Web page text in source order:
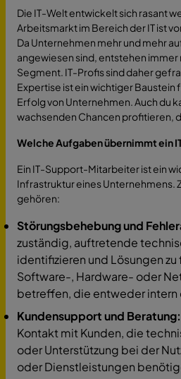
Die IT-Welt entwickelt sich rasant
Arbeitsmarkt im Bereich der IT ist
Da Unternehmen mehr und mehr
angewiesen sind, entstehen immer
Segment. IT-Profis sind daher
Expertise ist ein wichtiger
Erfolg von Unternehmen. Auch du
wachsenden Chancen profitieren,
Welche Aufgaben übernimmt
Ein IT-Support-Mitarbeiter ist ein
Infrastruktur eines Unternehmens.
gehören:
Störungsbehebung und
zuständig, auftretende
identifizieren und Lösungen zu
Software-, Hardware- oder
betreffen, die entweder intern
Kundensupport und Beratung:
Kontakt mit Kunden, die
oder Unterstützung bei der
oder Dienstleistungen